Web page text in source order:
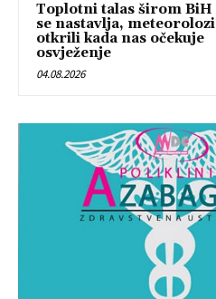
Toplotni talas širom BiH
se nastavlja, meteorolozi
otkrili kada nas očekuje
osvježenje
04.08.2026